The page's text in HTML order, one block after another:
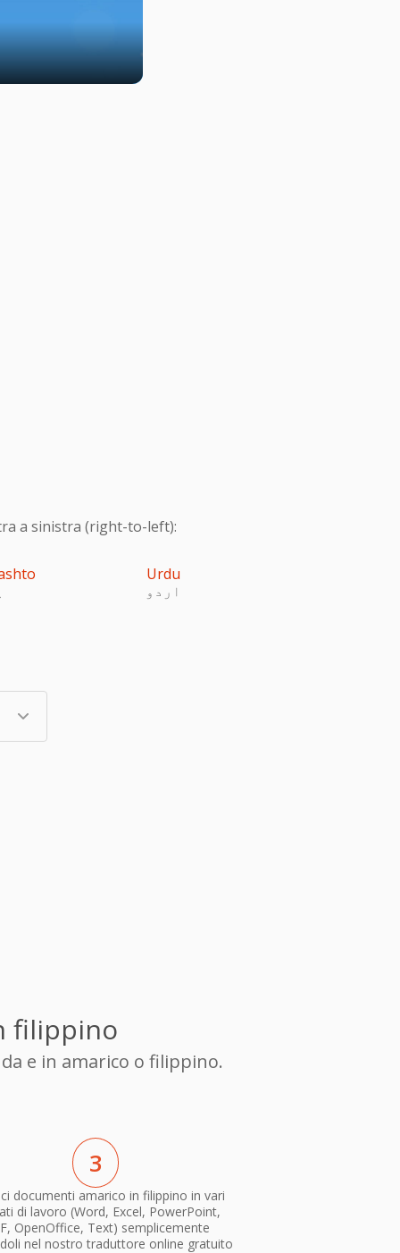
a sinistra (right-to-left):
Urdu
اردو
filippino
e in amarico o filippino.
3
documenti amarico in filippino in vari
di lavoro (Word, Excel, PowerPoint,
OpenOffice, Text) semplicemente
nel nostro traduttore online gratuito